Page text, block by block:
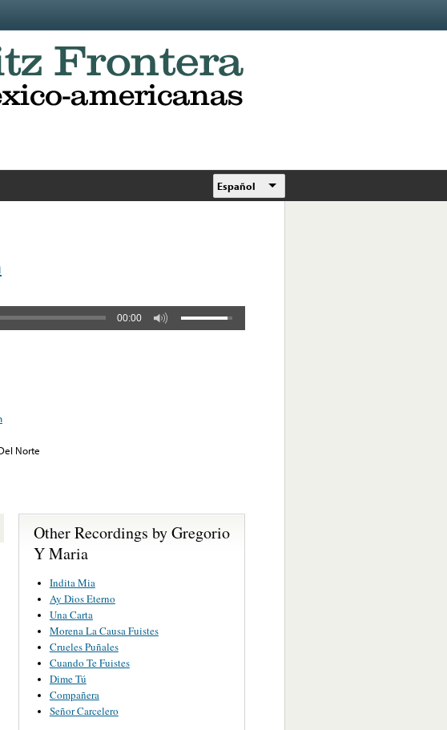
Español
00:00
Norte
Other Recordings by Gregorio
Y Maria
Indita Mia
Ay Dios Eterno
Una Carta
Morena La Causa Fuistes
Crueles Puñales
Cuando Te Fuistes
Dime Tú
Compañera
Señor Carcelero